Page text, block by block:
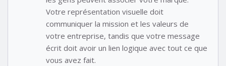
Votre représentation visuelle doit
communiquer la mission et les valeurs de
votre entreprise, tandis que votre message
écrit doit avoir un lien logique avec tout ce que
vous avez fait.